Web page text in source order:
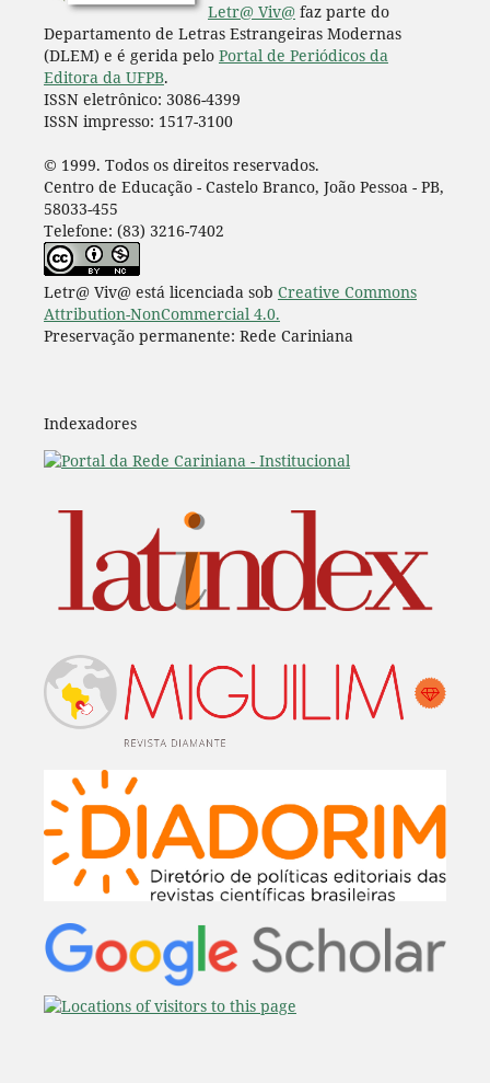
Letr@ Viv@faz parte do
Departamento de Letras Estrangeiras Modernas
(DLEM) e é gerida pelo Portal de Periódicos da
Editora da UFPB.
ISSN eletrônico: 3086-4399
ISSN impresso: 1517-3100
© 1999. Todos os direitos reservados.
Centro de Educação - Castelo Branco, João Pessoa - PB,
58033-455
Telefone: (83) 3216-7402
Letr@ Viv@ está licenciada sob Creative Commons
Attribution-NonCommercial 4.0.
Preservação permanente: Rede Cariniana
Indexadores